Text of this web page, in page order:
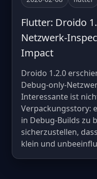
Flutter: Droido
Netzwerk-
Impact
Droido 1.2.0
Debug-only-
Interessante ist
Verpackungsstory:
in Debug-Builds zu
sicherzustellen,
klein und